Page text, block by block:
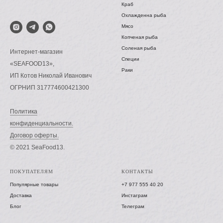
Интернет-магазин
«SEAFOOD13»,
ИП Котов Николай Иванович
ОГРНИП 317774600421300
Политика
конфиденциальности.
Договор оферты.
© 2021 SeaFood13.
Краб
Охлажденна рыба
Мясо
Копченая рыба
Соленая рыба
Специи
Раки
ПОКУПАТЕЛЯМ
Популярные товары
Доставка
Блог
КОНТАКТЫ
+7 977 555 40 20
Инстаграм
Телеграм